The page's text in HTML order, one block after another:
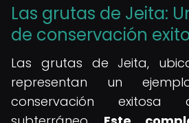
Las grutas de Jeita:
de conservación
Las grutas de Jeita,
representan un
conservación exitosa